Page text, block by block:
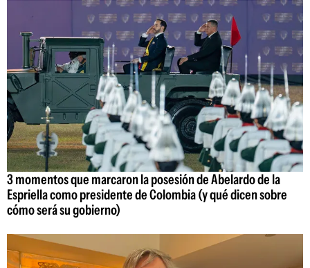
3 momentos que marcaron la posesión de Abelardo de la
Espriella como presidente de Colombia (y qué dicen sobre
cómo será su gobierno)